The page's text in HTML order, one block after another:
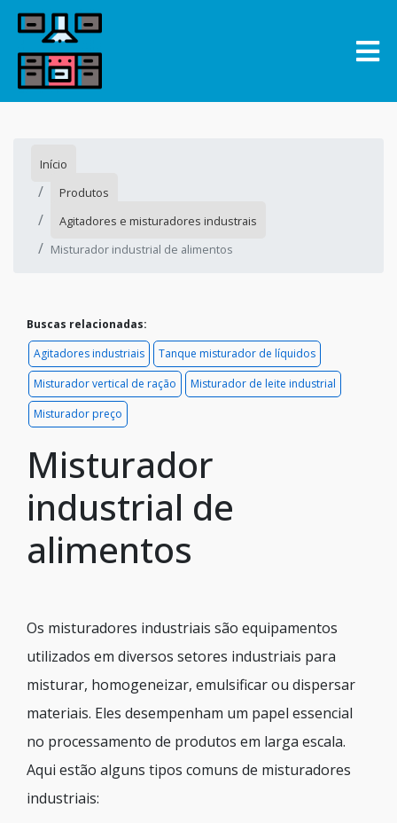
Início
Produtos
Agitadores e misturadores industrais
Misturador industrial de alimentos
Buscas relacionadas:
Agitadores industriais
Tanque misturador de líquidos
Misturador vertical de ração
Misturador de leite industrial
Misturador preço
Misturador
industrial de
alimentos
Os misturadores industriais são equipamentos
utilizados em diversos setores industriais para
misturar, homogeneizar, emulsificar ou dispersar
materiais. Eles desempenham um papel essencial
no processamento de produtos em larga escala.
Aqui estão alguns tipos comuns de misturadores
industriais: